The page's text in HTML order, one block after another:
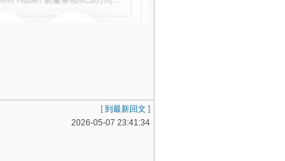
[到最新回文 ]
2026-05-07 23:41:34